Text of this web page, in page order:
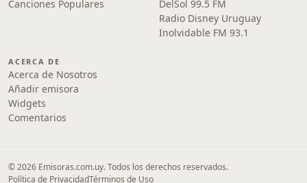
Canciones Populares
DelSol 99.5 FM
Radio Disney Uruguay
Inolvidable FM 93.1
ACERCA DE
Acerca de Nosotros
Añadir emisora
Widgets
Comentarios
© 2026 Emisoras.com.uy. Todos los derechos reservados.
Política de PrivacidadTérminos de Uso